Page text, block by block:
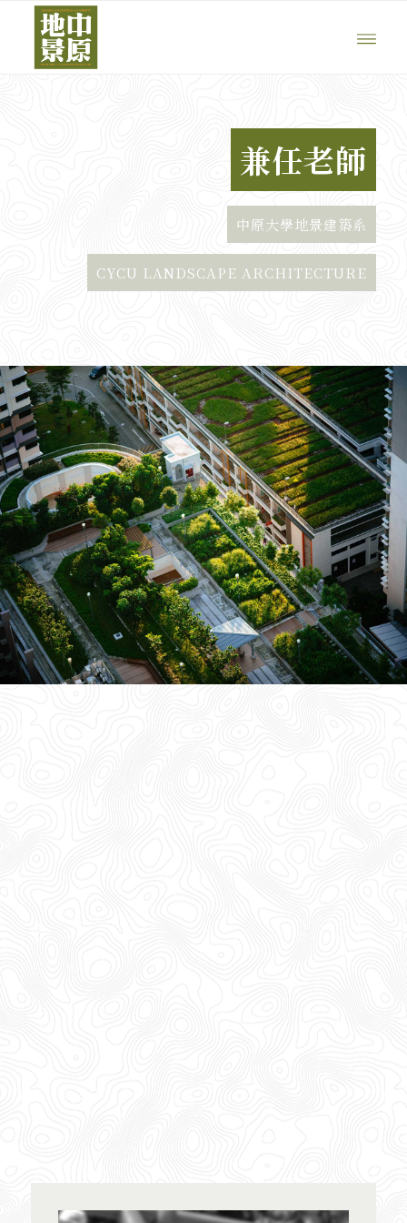
兼任老師
中原大學地景建築系
CYCU LANDSCAPE ARCHITECTURE